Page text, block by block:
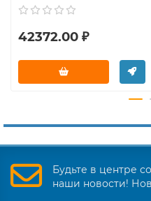
42372.00 ₽
Будьте в центре
наши новости!